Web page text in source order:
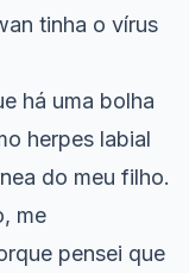
tinha o vírus
há uma bolha
herpes labial
do meu filho.
me
pensei que